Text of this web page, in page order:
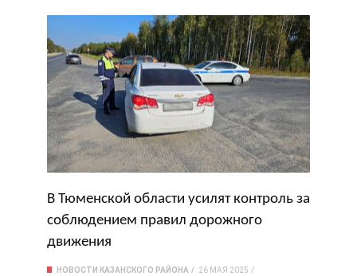
В Тюменской области усилят контроль за
соблюдением правил дорожного
движения
НОВОСТИ КАЗАНСКОГО РАЙОНА
26 МАЯ 2025